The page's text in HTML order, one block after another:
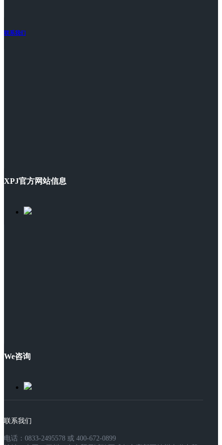
联系我们
XPJ官方网站信息
We咨询
联系我们
电话：0833-2495578 或 400-672-0899